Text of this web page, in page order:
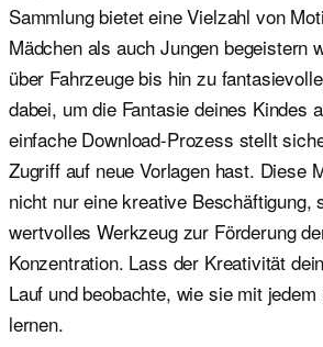
Sammlung bietet eine Vielzahl von
Mädchen als auch Jungen begeistern
über Fahrzeuge bis hin zu
dabei, um die Fantasie deines Kindes
einfache Download-Prozess stellt
Zugriff auf neue Vorlagen hast. Diese
nicht nur eine kreative Beschäftigung,
wertvolles Werkzeug zur Förderung
Konzentration. Lass der Kreativität
Lauf und beobachte, wie sie mit
lernen.